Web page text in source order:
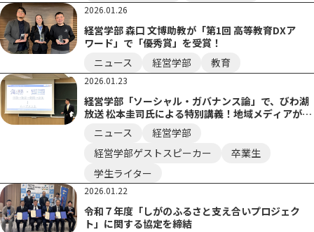
2026.01.26
経営学部 森口 文博助教が「第1回 高等教育DXア
ワード」で「優秀賞」を受賞！
ニュース
経営学部 教育
2026.01.23
経営学部「ソーシャル・ガバナンス論」で、びわ湖
放送 松本圭司氏による特別講義！地域メディアが果
ニュース
経営学部
経営学部ゲストスピーカー
卒業生
学生ライター
2026.01.22
令和７年度「しがのふるさと支え合いプロジェク
ト」に関する協定を締結